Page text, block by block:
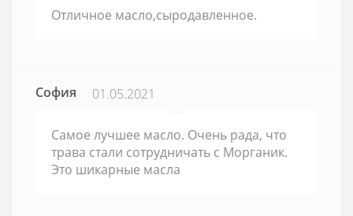
Отличное масло,сыродавленное.
София 01.05.2021
Самое лучшее масло. Очень рада, что
трава стали сотрудничать с Морганик.
Это шикарные масла